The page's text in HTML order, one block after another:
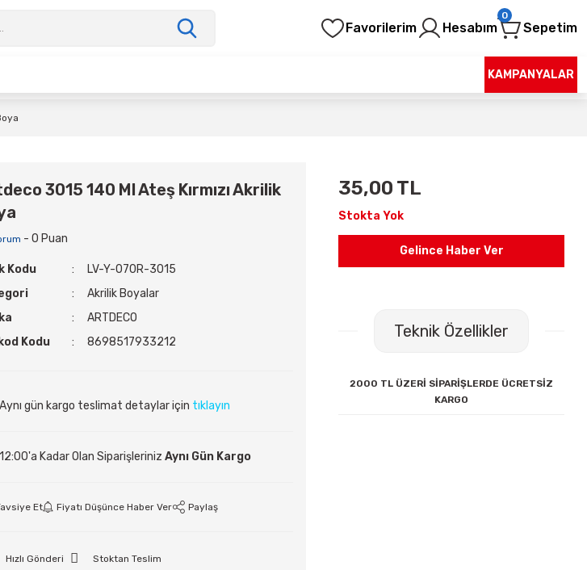
Favorilerim Hesabım Sepetim
0
KAMPANYALAR
3015 140 Ml Ateş Kırmızı Akrilik
- 0 Puan
Kodu
LV-Y-070R-3015
Akrilik Boyalar
ARTDECO
Kodu
8698517933212
Aynı gün kargo teslimat detaylar için tıklayın
12:00'a Kadar Olan Siparişleriniz Aynı Gün Kargo
Et Fiyatı Düşünce Haber Ver Paylaş
Hızlı Gönderi Stoktan Teslim
35,00 TL
Stokta Yok
Gelince Haber Ver
Teknik Özellikler
2000 TL ÜZERİ SİPARİŞLERDE ÜCRETSİZ
KARGO